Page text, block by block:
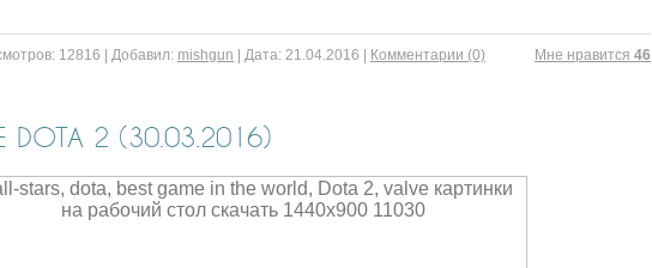
Mне нравится 46
12816 Добавил: mishgun Дата: 21.04.2016 Комментарии (0)
2 (30.03.2016)